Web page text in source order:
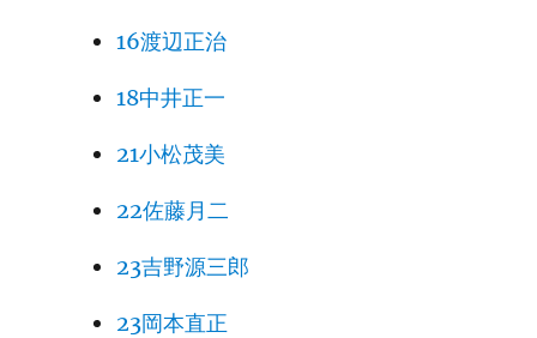
16渡辺正治
18中井正一
21小松茂美
22佐藤月二
23吉野源三郎
23岡本直正